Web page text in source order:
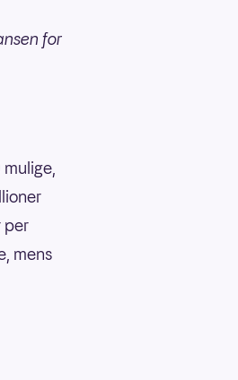
for
per
mens